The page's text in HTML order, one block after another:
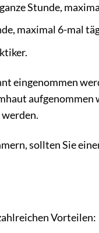
Stunde,
maximal 6-mal
eingenommen
aufgenommen
sollten Sie
Vorteilen: